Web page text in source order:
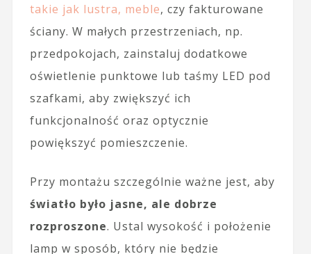
takie jak lustra, meble, czy fakturowane
ściany. W małych przestrzeniach, np.
przedpokojach, zainstaluj dodatkowe
oświetlenie punktowe lub taśmy LED pod
szafkami, aby zwiększyć ich
funkcjonalność oraz optycznie
powiększyć pomieszczenie.
Przy montażu szczególnie ważne jest, aby
światło było jasne, ale dobrze
rozproszone. Ustal wysokość i położenie
lamp w sposób, który nie będzie